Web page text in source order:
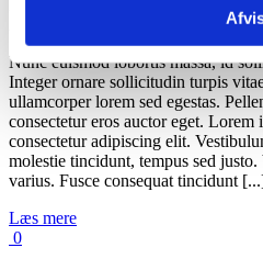
Nunc euismod lobortis massa, id
Integer ornare sollicitudin turpis
ullamcorper lorem sed egestas.
consectetur eros auctor eget. Lorem
consectetur adipiscing elit.
molestie tincidunt, tempus sed
varius. Fusce consequat tincidunt
Læs mere
0